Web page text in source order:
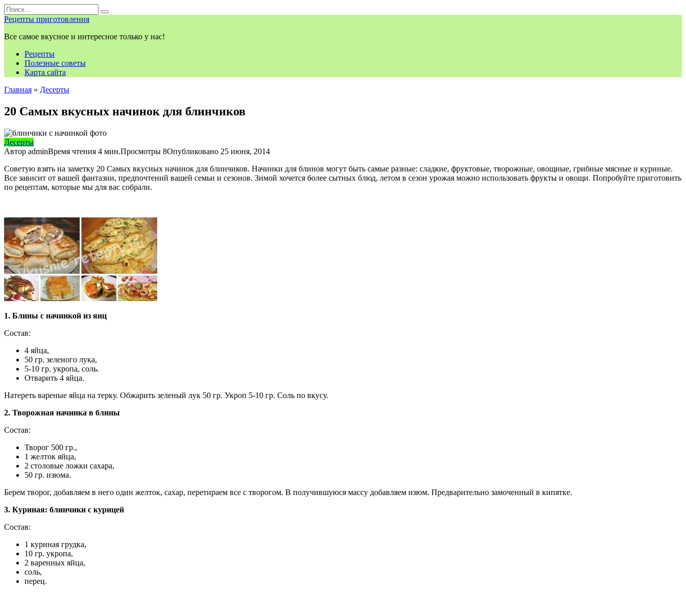
Перейти
к
контенту
Search
for:
Рецепты приготовления
Все самое вкусное и интересное только у нас!
Рецепты
Полезные советы
Карта сайта
Главная » Десерты
20 Самых вкусных начинок для блинчиков
Десерты
Автор adminВремя чтения 4 мин.Просмотры 8Опубликовано 25 июня, 2014
Советую взять на заметку 20 Самых вкусных начинок для блинчиков. Начинки для блинов могут быть самые разные: сладкие, фруктовые, творожные, овощные, грибные мясные и куриные.
Все зависит от вашей фантазии, предпочтений вашей семьи и сезонов. Зимой хочется более сытных блюд, летом в сезон урожая можно использовать фрукты и овощи. Попробуйте приготовить
по рецептам, которые мы для вас собрали.
1. Блины с начинкой из яиц
Состав:
4 яйца,
50 гр. зеленого лука,
5-10 гр. укропа, соль.
Отварить 4 яйца.
Натереть вареные яйца на терку. Обжарить зеленый лук 50 гр. Укроп 5-10 гр. Соль по вкусу.
2. Творожная начинка в блины
Состав:
Творог 500 гр.,
1 желток яйца,
2 столовые ложки сахара,
50 гр. изюма.
Берем творог, добавляем в него один желток, сахар, перетираем все с творогом. В получившуюся массу добавляем изюм. Предварительно замоченный в кипятке.
3. Куриная: блинчики с курицей
Состав:
1 куриная грудка,
10 гр. укропа,
2 варенных яйца,
соль,
перец.